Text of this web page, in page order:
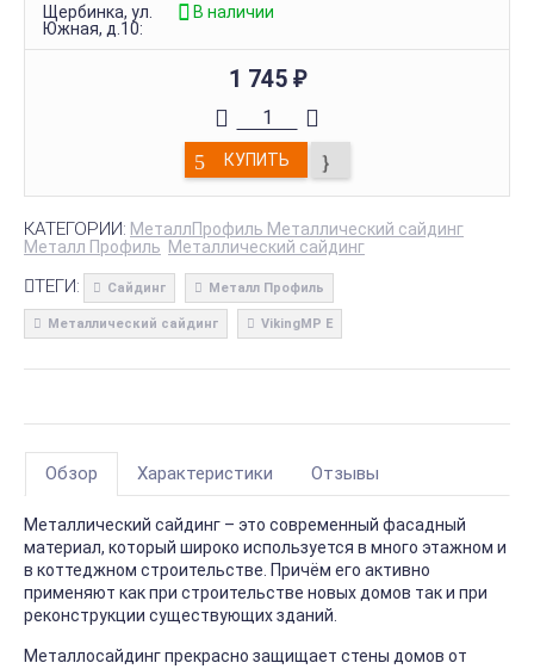
Щербинка, ул.
Южная, д.10:
В наличии
1 745 ₽
КУПИТЬ
КАТЕГОРИИ: МеталлПрофиль Металлический сайдинг
Металл Профиль Металлический сайдинг
ТЕГИ: Сайдинг Металл Профиль
Металлический сайдинг VikingMP E
Обзор Характеристики Отзывы
Металлический сайдинг – это современный фасадный
материал, который широко используется в много этажном и
в коттеджном строительстве. Причём его активно
применяют как при строительстве новых домов так и при
реконструкции существующих зданий.
Металлосайдинг прекрасно защищает стены домов от